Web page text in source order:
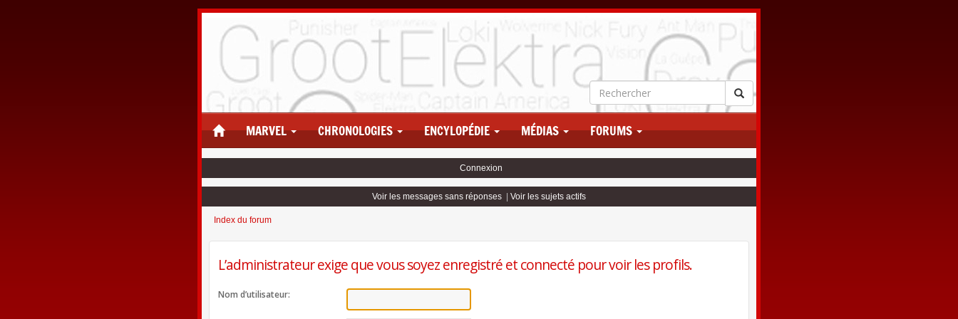
MARVEL CHRONOLOGIES ENCYLOPÉDIE MÉDIAS FORUMS
Connexion
Voir les messages sans réponses Voir les sujets actifs
Index du forum
L’administrateur exige que vous soyez enregistré et connecté pour voir les profils.
Nom d’utilisateur: